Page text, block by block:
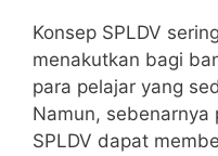
Konsep SPLDV
menakutkan‌ bagi
para pelajar yang
Namun, sebenarnya
SPLDV dapat